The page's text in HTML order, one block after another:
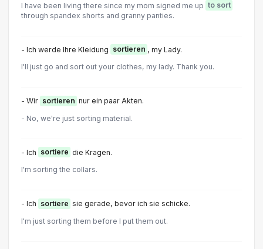
I have been living there since my mom signed me up to sort
through spandex shorts and granny panties.
- Ich werde Ihre Kleidung sortieren , my Lady.
I'll just go and sort out your clothes, my lady. Thank you.
- Wir sortieren nur ein paar Akten.
- No, we're just sorting material.
- Ich sortiere die Kragen.
I'm sorting the collars.
- Ich sortiere sie gerade, bevor ich sie schicke.
I'm just sorting them before I put them out.